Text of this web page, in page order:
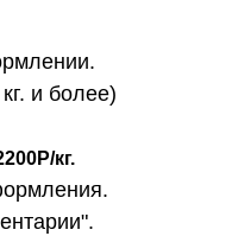
и более)
кг.